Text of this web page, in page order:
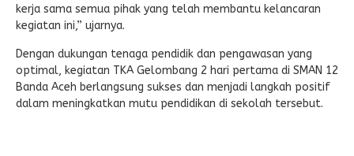
kerja sama semua pihak yang telah membantu kelancaran
kegiatan ini,” ujarnya.
Dengan dukungan tenaga pendidik dan pengawasan yang
optimal, kegiatan TKA Gelombang 2 hari pertama di SMAN 12
Banda Aceh berlangsung sukses dan menjadi langkah positif
dalam meningkatkan mutu pendidikan di sekolah tersebut.